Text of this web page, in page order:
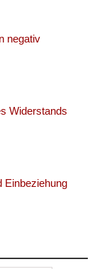
negativ
Widerstands
Einbeziehung